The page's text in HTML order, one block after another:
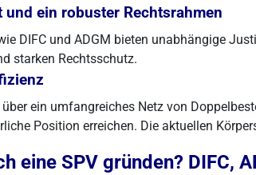
ein robuster Rechtsrahmen
DIFC und ADGM bieten unabhängige
starken Rechtsschutz.
über ein umfangreiches Netz von
Position erreichen. Die aktuellen
eine SPV gründen? DIFC,